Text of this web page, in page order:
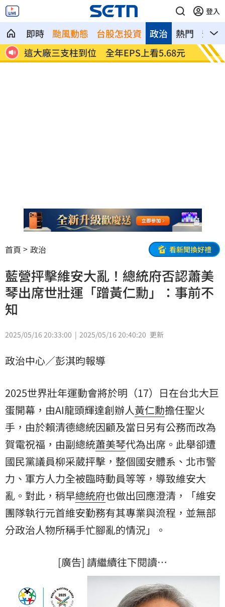
登入
即時 颱風動態 台股怎投資 熱門 影音
政治
相 這大廠三支柱到位 全年EPS上看5.68元
慈濟
聖
首頁 政治 看新聞換好禮
藍營抨擊維安大亂！總統府否認蕭美
琴出席世壯運「蹭黃仁勳」：事前不
知
2025/05/16 20:33:00 2025/05/16 20:40:20 更新
政治中心／彭淇昀報導
2025世界壯年運動會將於明（17）日在台北大巨
蛋開幕，由AI龍頭輝達創辦人黃仁勳擔任聖火
手，由於賴清德總統因顧及當日另有公務而改為
賀電祝福，由副總統蕭美琴代為出席。此舉卻遭
國民黨議員柳采葳抨擊，整個國安體系、北市警
力、軍方人力全被臨時動員等等，導致維安大
亂。對此，稍早總統府也做出回應澄清，「維安
團隊執行元首維安勤務有其專業與流程，並無部
分政治人物所稱手忙腳亂的情況」。
[廣告] 請繼續往下閱讀…